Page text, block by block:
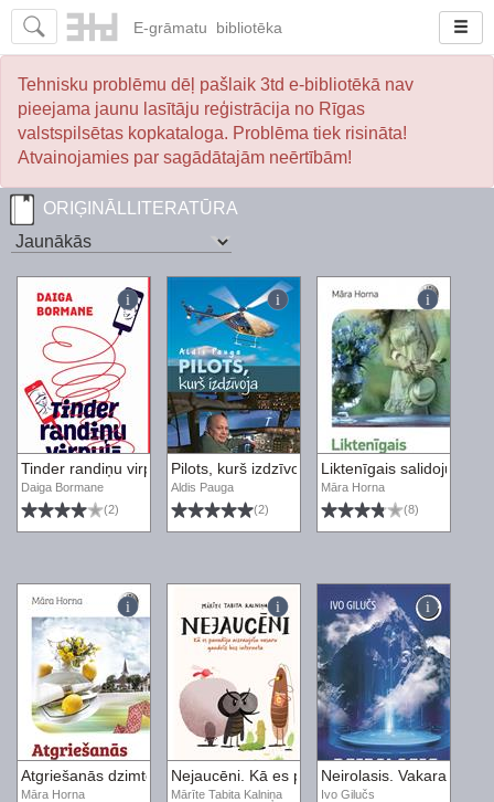
E-grāmatu bibliotēka
Tehnisku problēmu dēļ pašlaik 3td e-bibliotēkā nav
pieejama jaunu lasītāju reģistrācija no Rīgas
valstspilsētas kopkataloga. Problēma tiek risināta!
Atvainojamies par sagādātajām neērtībām!
ORIĢINĀLLITERATŪRA
Tinder randiņu virpulī
Daiga Bormane
(2)
Pilots, kurš izdzīvoja
Aldis Pauga
(2)
Liktenīgais salidojums
Māra Horna
(8)
Atgriešanās dzimtenē
Māra Horna
Nejaucēni. Kā es pavadīju aizraujošu vasaru
Mārīte Tabita Kalniņa
Neirolasis. Vakara
Ivo Gilučs